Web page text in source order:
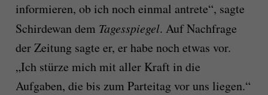
informieren, ob ich noch einmal antrete“, sagte
Schirdewan dem Tagesspiegel. Auf Nachfrage
der Zeitung sagte er, er habe noch etwas vor.
„Ich stürze mich mit aller Kraft in die
Aufgaben, die bis zum Parteitag vor uns liegen.“